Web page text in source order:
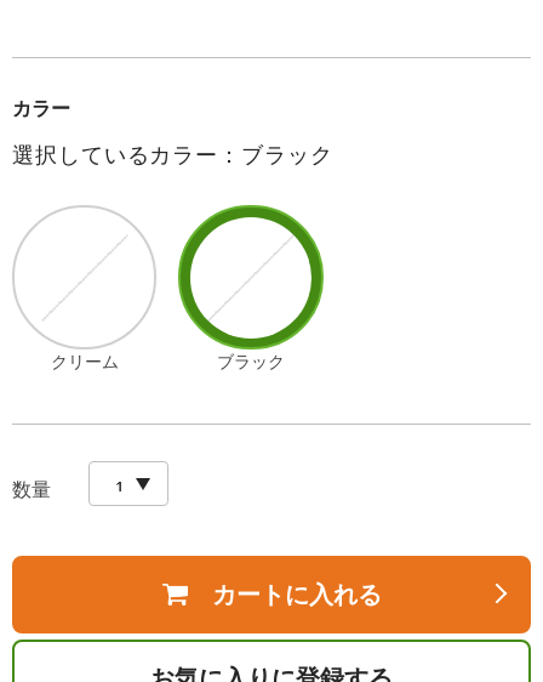
カラー
選択しているカラー：ブラック
クリーム ブラック
数量
カートに入れる